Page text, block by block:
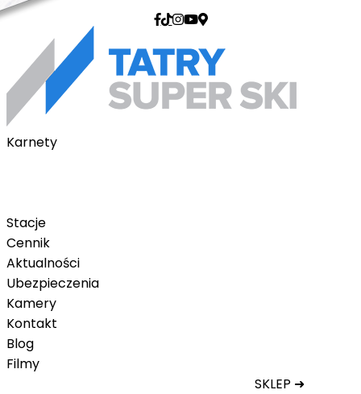
Karnety
Stacje
Cennik
Aktualności
Ubezpieczenia
Kamery
Kontakt
Blog
Filmy
SKLEP